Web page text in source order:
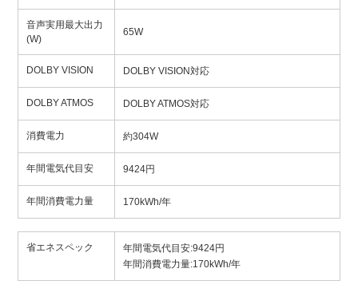
音声実用最大出力
(W)
65W
DOLBY VISION DOLBY VISION対応
DOLBY ATMOS DOLBY ATMOS対応
消費電力 約304W
年間電気代目安 9424円
年間消費電力量 170kWh/年
省エネスペック
年間電気代目安:9424円
年間消費電力量:170kWh/年